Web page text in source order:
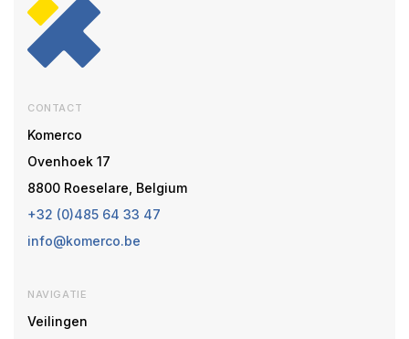
CONTACT
Komerco
Ovenhoek 17
8800 Roeselare, Belgium
+32 (0)485 64 33 47
info@komerco.be
NAVIGATIE
Veilingen